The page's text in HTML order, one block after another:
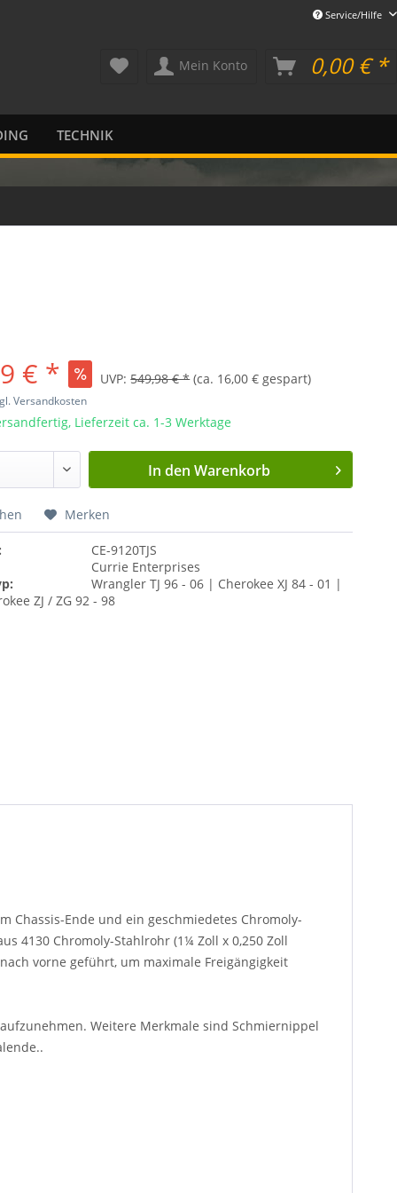
Service/Hilfe
Mein Konto 0,00 € *
TECHNIK
€ * UVP:549,98 € *(ca. 16,00 € gespart)
Versandkosten
Lieferzeit ca. 1-3 Werktage
In den Warenkorb
Merken
CE-9120TJS
Currie Enterprises
Wrangler TJ 96 - 06 | Cherokee XJ 84 - 01 |
ZJ / ZG 92 - 98
Chassis-Ende und ein geschmiedetes Chromoly-
4130 Chromoly-Stahlrohr (1¼ Zoll x 0,250 Zoll
vorne geführt, um maximale Freigängigkeit
Weitere Merkmale sind Schmiernippel